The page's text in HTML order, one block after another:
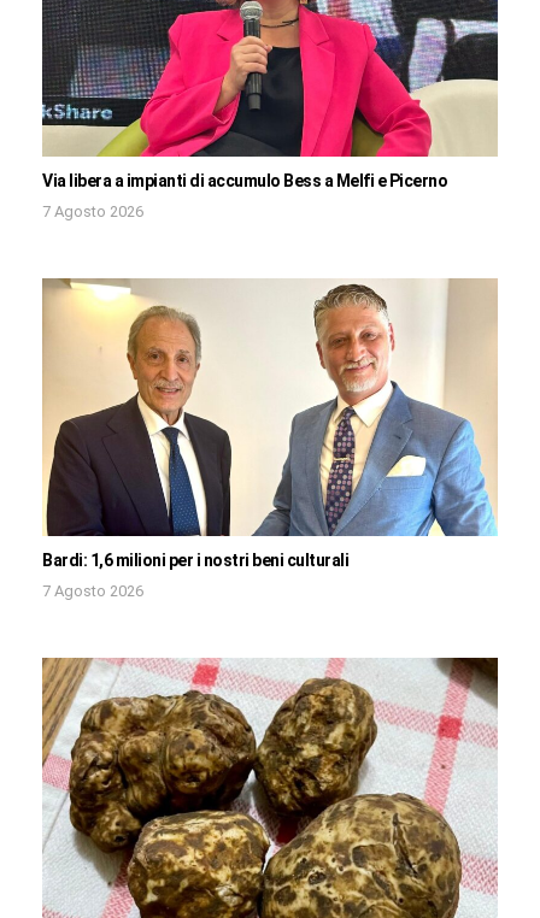
Via libera a impianti di accumulo Bess a Melfi e Picerno
7 Agosto 2026
Bardi: 1,6 milioni per i nostri beni culturali
7 Agosto 2026